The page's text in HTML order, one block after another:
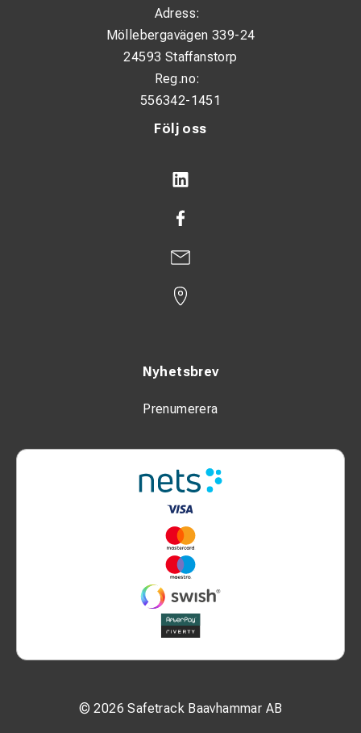
Följ oss
Nyhetsbrev
Prenumerera
© 2026 Safetrack Baavhammar AB
Adress:
Möllebergavägen 339-24
24593 Staffanstorp
Reg.no:
556342-1451